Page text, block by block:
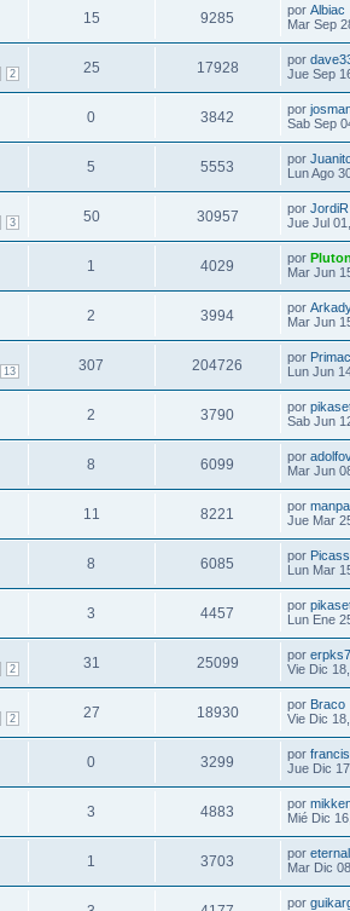
15 9285 porAlbiac
Mar Sep
2 25 17928 por
Jue Sep
0 3842 por
Sab Sep
5 5553 por
Lun Ago
3 50 30957 porJordiR
Jue Jul
1 4029 porPluton
Mar Jun
2 3994 por
Mar Jun
13 307 204726 por
Lun Jun
2 3790 por
Sab Jun
8 6099 por
Mar Jun
11 8221 por
Jue Mar
8 6085 por
Lun Mar
3 4457 por
Lun Ene
2 31 25099 por
Vie Dic
2 27 18930 por Braco
Vie Dic
0 3299 por
Jue Dic
3 4883 por
Mié Dic
1 3703 por
Mar Dic
por